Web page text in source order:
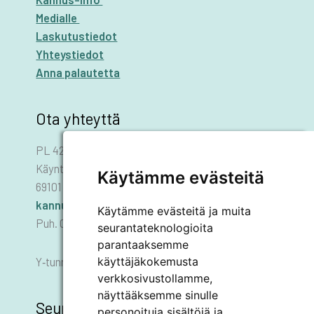
Käytämme evästeitä
Käytämme evästeitä ja muita
seurantateknologioita
parantaaksemme
käyttäjäkokemusta
verkkosivustollamme,
näyttääksemme sinulle
Medialle
Laskutustiedot
Yhteystiedot
Anna palautetta
Ota yhteyttä
PL 42
Käyntiosoite: Asematie 1
69101 KANNUS
kannus.kaupunki@kannus.ﬁ
Puh. 06 8745 111
Y‑tunnus 0178455–6
Seuraa meitä